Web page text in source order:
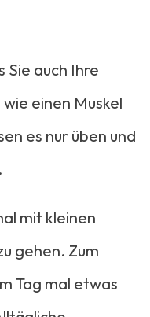
Sie auch Ihre
einen Muskel
es nur üben und
mit kleinen
gehen. Zum
Tag mal etwas